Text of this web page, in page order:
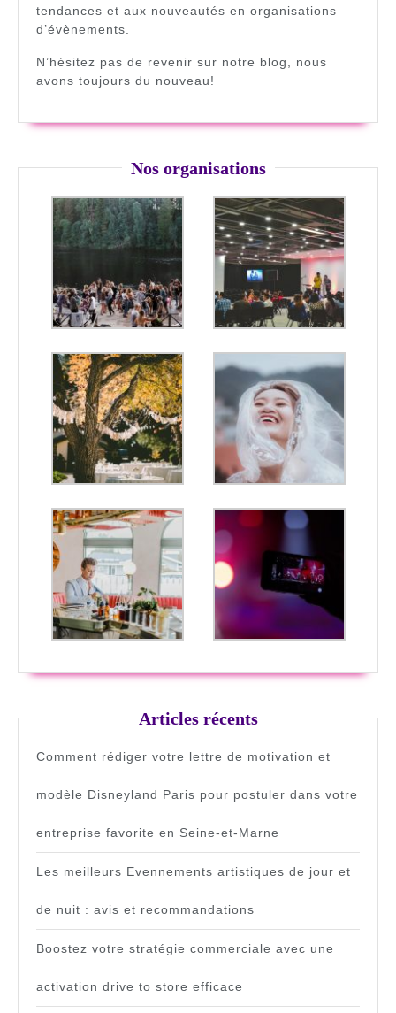
tendances et aux nouveautés en organisations
d’évènements.
N’hésitez pas de revenir sur notre blog, nous
avons toujours du nouveau!
Nos organisations
Articles récents
Comment rédiger votre lettre de motivation et
modèle Disneyland Paris pour postuler dans votre
entreprise favorite en Seine-et-Marne
Les meilleurs Evennements artistiques de jour et
de nuit : avis et recommandations
Boostez votre stratégie commerciale avec une
activation drive to store efficace